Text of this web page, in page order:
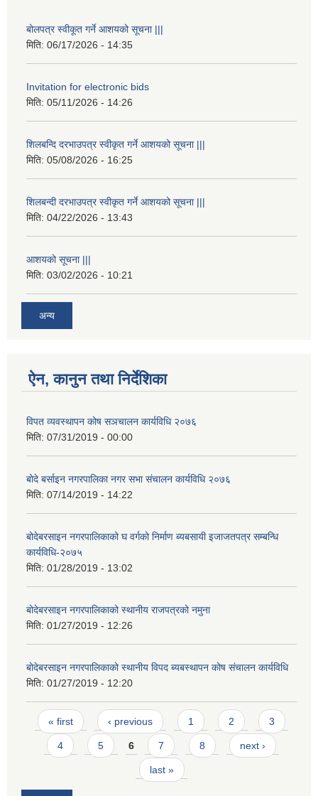
बोलपत्र स्वीकूत गर्ने आशयको सूचना |||
मिति: 06/17/2026 - 14:35
Invitation for electronic bids
मिति: 05/11/2026 - 14:26
शिलबन्दि दरभाउपत्र स्वीकृत गर्ने आशयको सूचना |||
मिति: 05/08/2026 - 16:25
शिलबन्दी दरभाउपत्र स्वीकृत गर्ने आशयको सूचना |||
मिति: 04/22/2026 - 13:43
आशयको सूचना |||
मिति: 03/02/2026 - 10:21
अन्य
ऐन, कानुन तथा निर्देशिका
विपत व्यवस्थापन कोष सञचालन कार्यविधि २०७६
मिति: 07/31/2019 - 00:00
बोदे बर्साइन नगरपालिका नगर सभा संचालन कार्यविधि २०७६
मिति: 07/14/2019 - 14:22
बोदेबरसाइन नगरपालिकाको घ वर्गको निर्माण ब्यबसायी इजाजतपत्र सम्बन्धि
कार्यविधि-२०७५
मिति: 01/28/2019 - 13:02
बोदेबरसाइन नगरपालिकाको स्थानीय राजपत्रको नमुना
मिति: 01/27/2019 - 12:26
बोदेबरसाइन नगरपालिकाको स्थानीय विपद ब्यबस्थापन कोष संचालन कार्यविधि
मिति: 01/27/2019 - 12:20
Pages
« first ‹ previous 1 2 3
4 5 6 7 8 next ›
last »